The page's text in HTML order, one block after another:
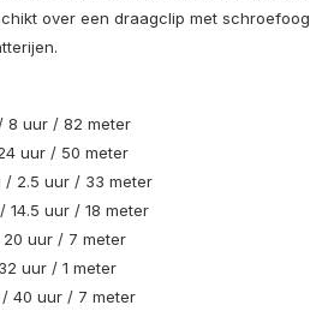
over een draagclip met schroefoog
8 uur / 82 meter
uur / 50 meter
/ 2.5 uur / 33 meter
14.5 uur / 18 meter
uur / 7 meter
uur / 1 meter
40 uur / 7 meter